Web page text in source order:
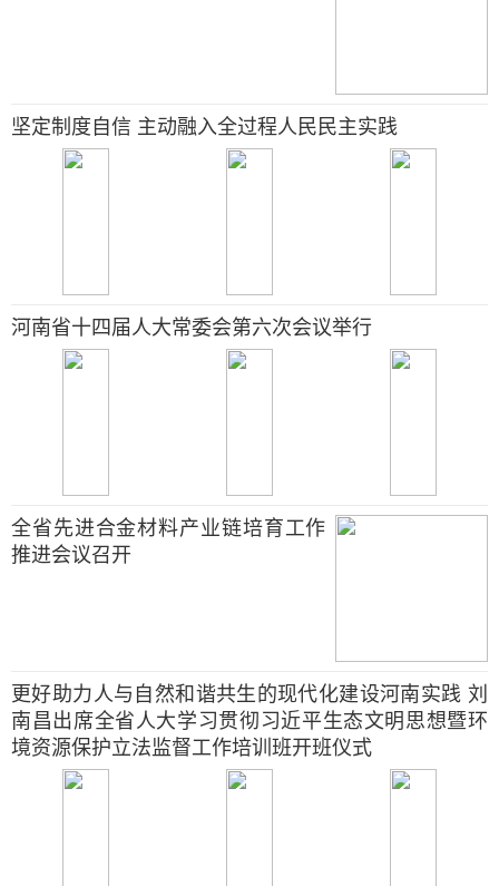
坚定制度自信 主动融入全过程人民民主实践
河南省十四届人大常委会第六次会议举行
全省先进合金材料产业链培育工作
推进会议召开
更好助力人与自然和谐共生的现代化建设河南实践 刘
南昌出席全省人大学习贯彻习近平生态文明思想暨环
境资源保护立法监督工作培训班开班仪式